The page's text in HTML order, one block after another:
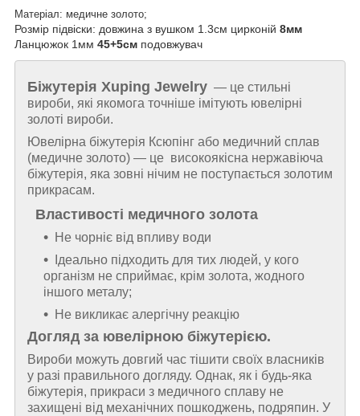
Матеріал: медичне золото;
Розмір підвіски: довжина з вушком 1.3см цирконій 8мм
Ланцюжок 1мм 45+5см подовжувач
Біжутерія Xuping Jewelry — це стильні
вироби, які якомога точніше імітують ювелірні
золоті вироби.
Ювелірна біжутерія Ксюпінг або медичний сплав
(медичне золото) — це високоякісна нержавіюча
біжутерія, яка зовні нічим не поступається золотим
прикрасам.
Властивості медичного золота
Не чорніє від впливу води
Ідеально підходить для тих людей, у кого
організм не сприймає, крім золота, жодного
іншого металу;
Не викликає алергічну реакцію
Догляд за ювелірною біжутерією.
Вироби можуть довгий час тішити своїх власників
у разі правильного догляду. Однак, як і будь-яка
біжутерія, прикраси з медичного сплаву не
захищені від механічних пошкоджень, подряпин. У